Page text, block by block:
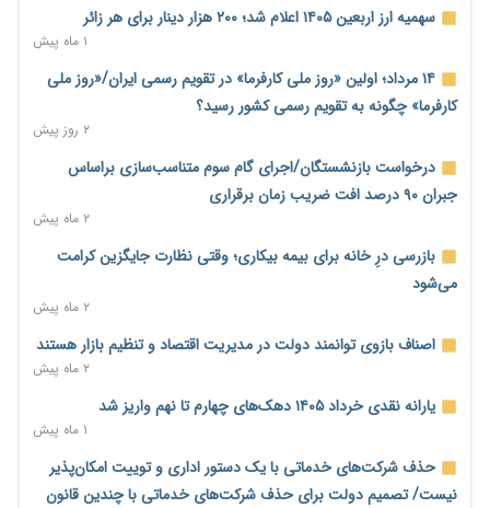
اساسی تبدیل شود
۱ روز پیش
خانه کارگر قزوین: شکاف دستمزد و هزینه معیشت هر روز عمیق‌تر
می‌شود
۱ روز پیش
رئیس سازمان امور مالیاتی: بلاگرهای پردرآمد مشمول پرداخت
مالیات هستند
۱ روز پیش
پیش‌بینی افزایش تولید برنج؛ نیاز وارداتی کشور به ۵۰۰ هزار تن
کاهش می‌یابد
۱ روز پیش
امضای تفاهم‌نامه تجاری ایران و پاکستان؛ هدف‌گذاری تجارت ۱۰
اختیارات جدید گمرکات برای تمدید ورود موقت کالا و خودرو تا
پایان شهریور ابلاغ شد
۱ روز پیش
سهمیه ارز اربعین ۱۴۰۵ اعلام شد؛ ۲۰۰ هزار دینار برای هر زائر
۱ ماه پیش
۱۴ مرداد؛ اولین «روز ملی کارفرما» در تقویم رسمی ایران/«روز ملی
کارفرما» چگونه به تقویم رسمی کشور رسید؟
۲ روز پیش
درخواست بازنشستگان/اجرای گام سوم متناسب‌سازی براساس
جبران ۹۰ درصد افت ضریب زمان برقراری
۲ ماه پیش
بازرسی درِ خانه برای بیمه بیکاری؛ وقتی نظارت جایگزین کرامت
می‌شود
۲ ماه پیش
اصناف بازوی توانمند دولت در مدیریت اقتصاد و تنظیم بازار هستند
۲ ماه پیش
یارانه نقدی خرداد ۱۴۰۵ دهک‌های چهارم تا نهم واریز شد
۱ ماه پیش
حذف شرکت‌های خدماتی با یک دستور اداری و توییت امکان‌پذیر
نیست/ تصمیم دولت برای حذف شرکت‌های خدماتی با چندین قانون